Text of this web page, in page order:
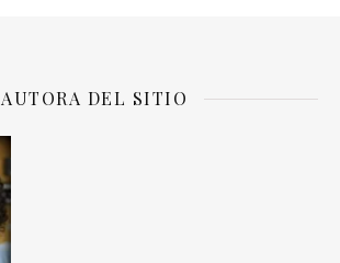
AUTORA DEL SITIO